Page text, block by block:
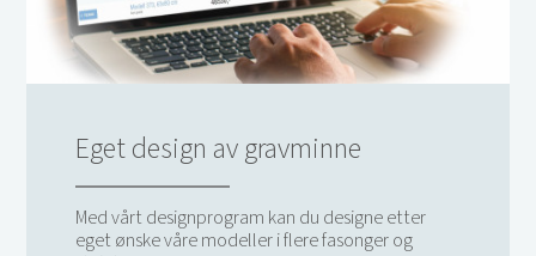
Eget design av gravminne
Med vårt designprogram kan du designe etter
eget ønske våre modeller i flere fasonger og